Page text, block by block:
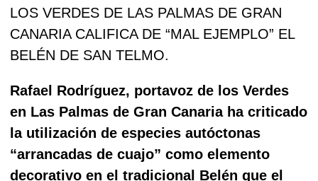
LOS VERDES DE LAS PALMAS DE GRAN
CANARIA CALIFICA DE “MAL EJEMPLO” EL
BELÉN DE SAN TELMO.
Rafael Rodríguez, portavoz de los Verdes
en Las Palmas de Gran Canaria ha criticado
la utilización de especies autóctonas
“arrancadas de cuajo” como elemento
decorativo en el tradicional Belén que el